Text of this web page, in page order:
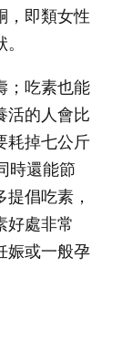
，即類女性
；吃素也能
活的人會比
耗掉七公斤
時還能節
倡吃素，
好處非常
娠或一般孕